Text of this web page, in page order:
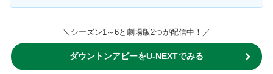
＼シーズン1～6と劇場版2つが配信中！／
ダウントンアビーをU-NEXTでみる